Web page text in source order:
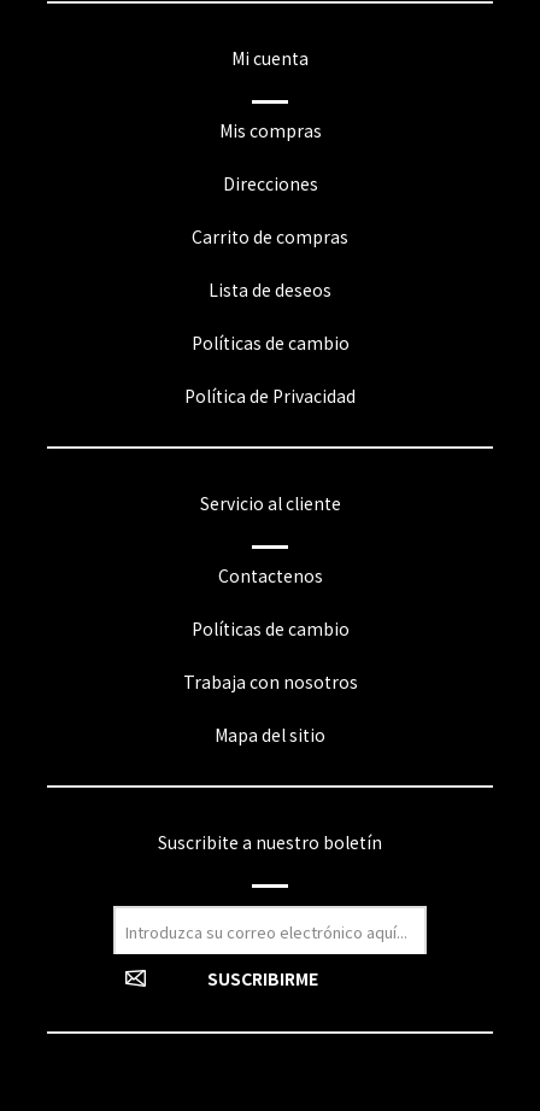
Mi cuenta
Mis compras
Direcciones
Carrito de compras
Lista de deseos
Políticas de cambio
Política de Privacidad
Servicio al cliente
Contactenos
Políticas de cambio
Trabaja con nosotros
Mapa del sitio
Suscribite a nuestro boletín